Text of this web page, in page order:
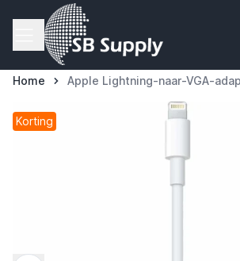
Ga naar de inhoud
Home Apple Lightning-naar-VGA-
Korting